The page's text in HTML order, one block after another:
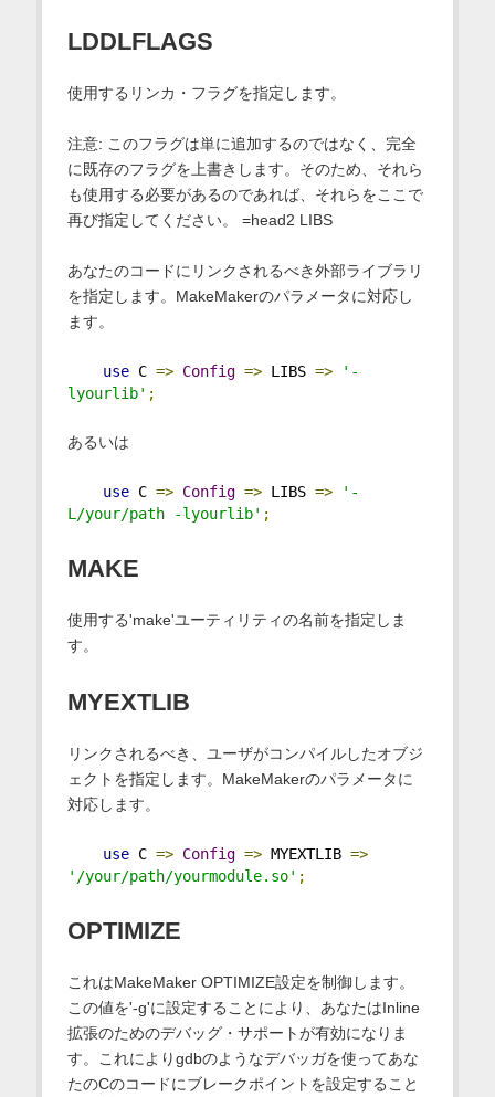
LDDLFLAGS
使用するリンカ・フラグを指定します。
注意: このフラグは単に追加するのではなく、完全
に既存のフラグを上書きします。そのため、それら
も使用する必要があるのであれば、それらをここで
再び指定してください。 =head2 LIBS
あなたのコードにリンクされるべき外部ライブラリ
を指定します。MakeMakerのパラメータに対応し
ます。
use C => Config => LIBS =>
'-
lyourlib' ;
あるいは
use C => Config => LIBS =>
'-
L/your/path -lyourlib' ;
MAKE
使用する'make'ユーティリティの名前を指定しま
す。
MYEXTLIB
リンクされるべき、ユーザがコンパイルしたオブジ
ェクトを指定します。MakeMakerのパラメータに
対応します。
use C => Config => MYEXTLIB =>
'/your/path/yourmodule.so' ;
OPTIMIZE
これはMakeMaker OPTIMIZE設定を制御します。
この値を'-g'に設定することにより、あなたはInline
拡張のためのデバッグ・サポートが有効になりま
す。これによりgdbのようなデバッガを使ってあな
たのCのコードにブレークポイントを設定すること